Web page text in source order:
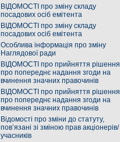
ВІДОМОСТІ про зміну складу
посадових осіб емітента
ВІДОМОСТІ про зміну складу
посадових осіб емітента
Особлива інформація про зміну
Наглядової ради
ВІДОМОСТІ про прийняття рішення
про попереднє надання згоди на
вчинення значних правочинів
ВІДОМОСТІ про прийняття рішення
про попереднє надання згоди на
вчинення значних правочинів
Відомості про зміни до статуту,
пов’язані зі зміною прав акціонерів/
учасників